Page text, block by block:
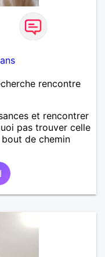
rencontre
et rencontrer
pas trouver celle
de chemin